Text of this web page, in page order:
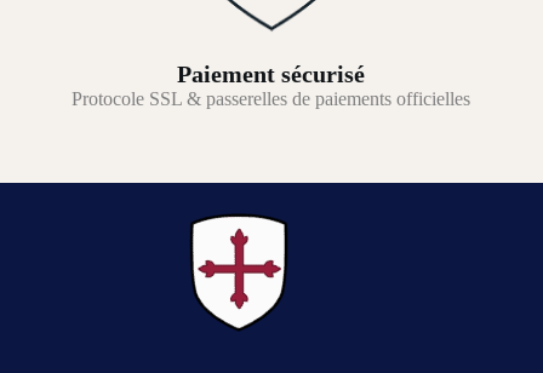
Paiement sécurisé
Protocole SSL & passerelles de paiements officielles